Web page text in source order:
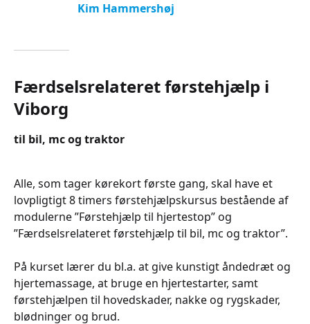
Kim Hammershøj
Færdselsrelateret førstehjælp i
Viborg
til bil, mc og traktor
Alle, som tager kørekort første gang, skal have et
lovpligtigt 8 timers førstehjælpskursus bestående af
modulerne ”Førstehjælp til hjertestop” og
”Færdselsrelateret førstehjælp til bil, mc og traktor”.
På kurset lærer du bl.a. at give kunstigt åndedræt og
hjertemassage, at bruge en hjertestarter, samt
førstehjælpen til hovedskader, nakke og rygskader,
blødninger og brud.